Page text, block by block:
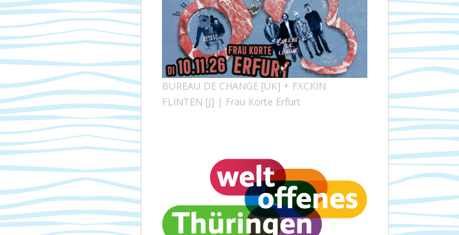
BUREAU DE CHANGE [UK] + FXCKIN
FLINTEN [J] | Frau Korte Erfurt